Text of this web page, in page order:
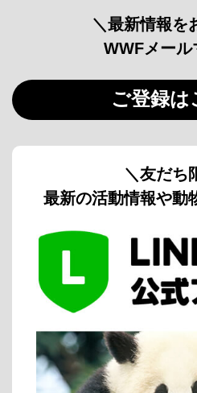
＼最新情報を
WWFメール
ご登録は
＼友だち
最新の活動情報や動